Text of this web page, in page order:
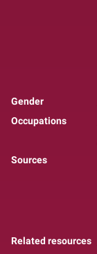
Gender
Occupations
Sources
Related resources